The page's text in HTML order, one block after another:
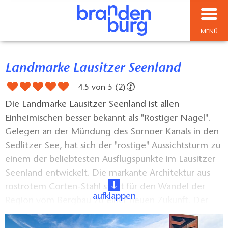
MENÜ
Landmarke Lausitzer Seenland
4.5 von 5 (2)
Die Landmarke Lausitzer Seenland ist allen
Einheimischen besser bekannt als "Rostiger Nagel".
Gelegen an der Mündung des Sornoer Kanals in den
Sedlitzer See, hat sich der "rostige" Aussichtsturm zu
einem der beliebtesten Ausflugspunkte im Lausitzer
Seenland entwickelt. Die markante Architektur aus
rostrotem Corten-Stahl steht für den Wandel der
Region vom Bergbau zu einer neuen Zukunft. Der
Turm ragt 30 Meter in die Höhe. Er ist bestens
aufklappen